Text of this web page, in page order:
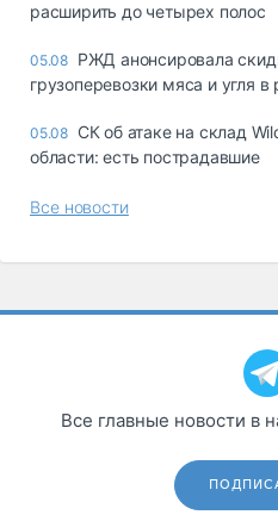
расширить до четырех полос
05.08 РЖД анонсировала
грузоперевозки мяса и угля в
05.08 СК об атаке на склад
области: есть пострадавшие
Все новости
Все главные новости в